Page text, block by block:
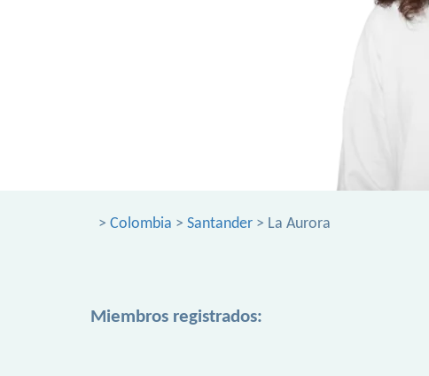
> Colombia > Santander > La Aurora
Miembros registrados: